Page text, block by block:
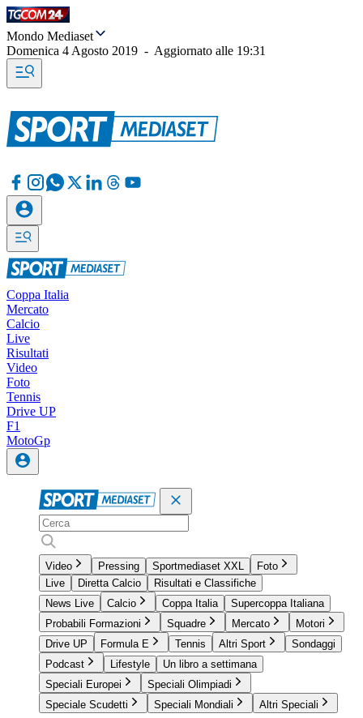
Mondo Mediaset
Domenica 4 Agosto 2019 - Aggiornato alle 19:31
Coppa Italia
Mercato
Calcio
Live
Risultati
Video
Foto
Tennis
Drive UP
F1
MotoGp
Video Pressing Sportmediaset XXL
Foto
Live
Diretta Calcio
Risultati e Classifiche
News Live
Calcio Coppa Italia
Supercoppa Italiana
Probabili Formazioni
Squadre Mercato
Motori
Drive UP
Formula E Tennis Altri Sport
Sondaggi
Podcast
Lifestyle
Un libro a settimana
Speciali Europei
Speciali Olimpiadi
Speciale Scudetti
Speciali Mondiali Altri Speciali